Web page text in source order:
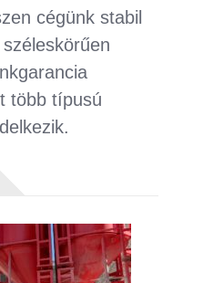
cégünk stabil
több típusú